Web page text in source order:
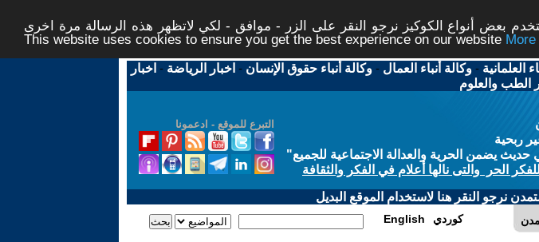
بعض أنواع الكوكيز نرجو النقر على الزر - موافق - لكي لاتظهر هذه الرسالة مرة اخرى -
This website uses cookies to ensure you get the best experience on our website
العلمانية -وكالة أنباء العمال -وكالة أنباء حقوق الإنسان - اخبار الرياضة - اخبار
الطب والعلوم
التبرع للموقع - ادعمونا
ربحية
يضمن الحرية والعدالة الاجتماعية للجميع"
الحر والتى نالها أعلام في الفكر والثقافة
نرجو النقر هنا لاستخدام الموقع البديل
English كوردي